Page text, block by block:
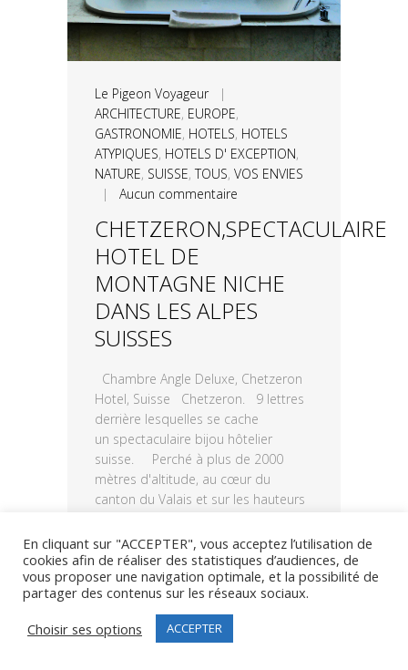
Le Pigeon Voyageur|
ARCHITECTURE, EUROPE,
GASTRONOMIE, HOTELS, HOTELS
ATYPIQUES, HOTELS D' EXCEPTION,
NATURE, SUISSE,TOUS, VOS ENVIES
| Aucun commentaire
CHETZERON,SPECTACULAIRE
HOTEL DE
MONTAGNE NICHE
DANS LES ALPES
SUISSES
Chambre Angle Deluxe, Chetzeron
Hotel, Suisse Chetzeron. 9 lettres
derrière lesquelles se cache
un spectaculaire bijou hôtelier
suisse. Perché à plus de 2000
mètres d'altitude, au cœur du
canton du Valais et sur les hauteurs
il fait, quelque soit la saison, bon...
LIRE PLUS
30
En cliquant sur "ACCEPTER", vous acceptez l’utilisation de
cookies afin de réaliser des statistiques d’audiences, de
vous proposer une navigation optimale, et la possibilité de
partager des contenus sur les réseaux sociaux.
Choisir ses options
ACCEPTER